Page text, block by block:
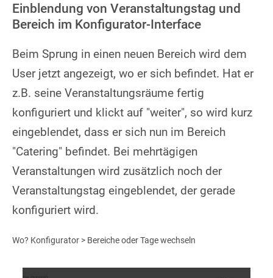
Einblendung von Veranstaltungstag und
Bereich im Konfigurator-Interface
Beim Sprung in einen neuen Bereich wird dem
User jetzt angezeigt, wo er sich befindet. Hat er
z.B. seine Veranstaltungsräume fertig
konfiguriert und klickt auf "weiter", so wird kurz
eingeblendet, dass er sich nun im Bereich
"Catering" befindet. Bei mehrtägigen
Veranstaltungen wird zusätzlich noch der
Veranstaltungstag eingeblendet, der gerade
konfiguriert wird.
Wo? Konfigurator > Bereiche oder Tage wechseln